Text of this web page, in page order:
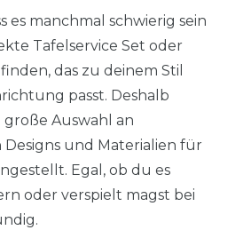
es manchmal schwierig sein
Tafelservice Set oder
das zu deinem Stil
passt. Deshalb
große Auswahl an
Designs und Materialien für
Egal, ob du es
oder verspielt magst bei